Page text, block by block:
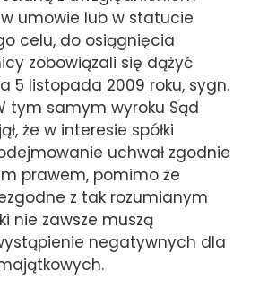
umowie lub w statucie
celu, do osiągnięcia
zobowiązali się dążyć
5 listopada 2009 roku, sygn.
tym samym wyroku Sąd
że w interesie spółki
uchwał zgodnie
prawem, pomimo że
z tak rozumianym
nie zawsze muszą
negatywnych dla